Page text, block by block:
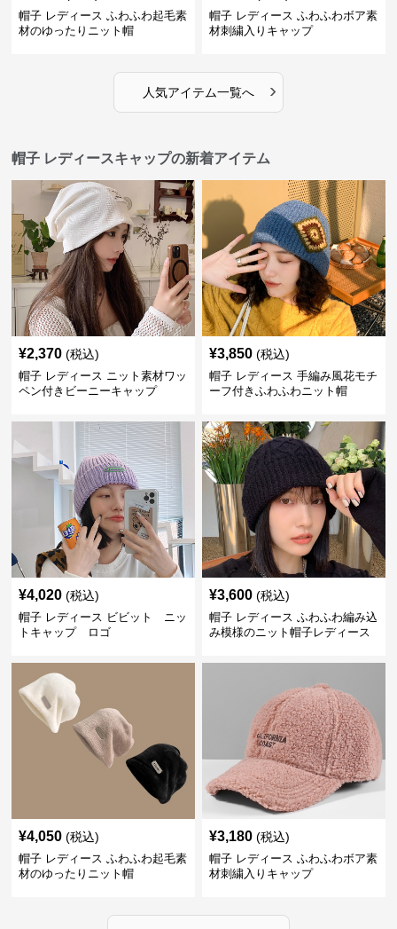
帽子 レディース ふわふわ起毛素
材のゆったりニット帽
帽子 レディース ふわふわボア素
材刺繍入りキャップ
人気アイテム一覧へ ›
帽子 レディースキャップの新着アイテム
¥2,370 (税込)
帽子 レディース ニット素材ワッ
ペン付きビーニーキャップ
¥3,850 (税込)
帽子 レディース 手編み風花モチ
ーフ付きふわふわニット帽
¥4,020 (税込)
帽子 レディース ビビット ニッ
トキャップ ロゴ
¥3,600 (税込)
帽子 レディース ふわふわ編み込
み模様のニット帽子レディース
¥4,050 (税込)
帽子 レディース ふわふわ起毛素
材のゆったりニット帽
¥3,180 (税込)
帽子 レディース ふわふわボア素
材刺繍入りキャップ